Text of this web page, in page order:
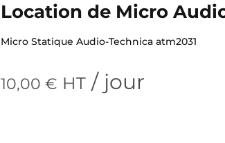
Location de Micro
Micro Statique Audio-Technica atm2031
10,00 € HT / jour